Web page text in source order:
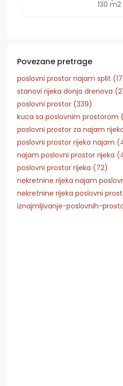
130 m2
Povezane pretrage
poslovni prostor najam split
stanovi rijeka donja drenova
poslovni prostor (339)
kuca sa poslovnim prostorom
poslovni prostor za najam
poslovni prostor rijeka najam
najam poslovni prostor rijeka
poslovni prostor rijeka (72)
nekretnine rijeka najam
nekretnine rijeka poslovni
iznajmljivanje-poslovnih-